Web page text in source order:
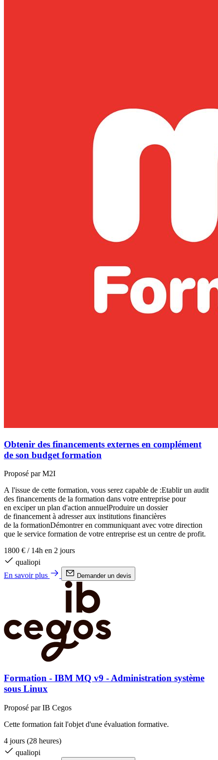
Obtenir des financements externes en complément
de son budget formation
Proposé par M2I
A l'issue de cette formation, vous serez capable de :Etablir un audit
des financements de la formation dans votre entreprise pour
en exciper un plan d'action annuelProduire un dossier
de financement à adresser aux institutions financières
de la formationDémontrer en communiquant avec votre direction
que le service formation de votre entreprise est un centre de profit.
1800 € / 14h en 2 jours
qualiopi
En savoir plus
Demander un devis
Formation - IBM MQ v9 - Administration système
sous Linux
Proposé par IB Cegos
Cette formation fait l'objet d'une évaluation formative.
4 jours (28 heures)
qualiopi